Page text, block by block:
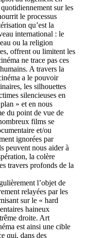
sur les
le processus
qu’est la
international : le
ou la religion
offrent ou limitent les
ne trace pas ces
A travers la
a le pouvoir
les silhouettes
silencieuses en
» et en nous
du point de vue de
films se
et/ou
ignorées par
peuvent nous aider à
la colère
travers profonds de la
l’objet de
relayées par les
sur le « hard
haineux
droite. Art
est ainsi une cible
qui, dans des